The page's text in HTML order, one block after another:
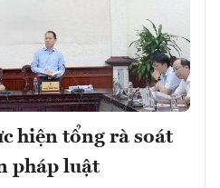
hiện tổng rà soát
pháp luật